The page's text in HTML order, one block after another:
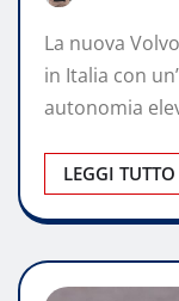
La nuova
in Italia con
autonomia
LEGGI TUTTO